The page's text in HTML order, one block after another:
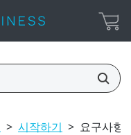
> 시작하기 > 요구사항